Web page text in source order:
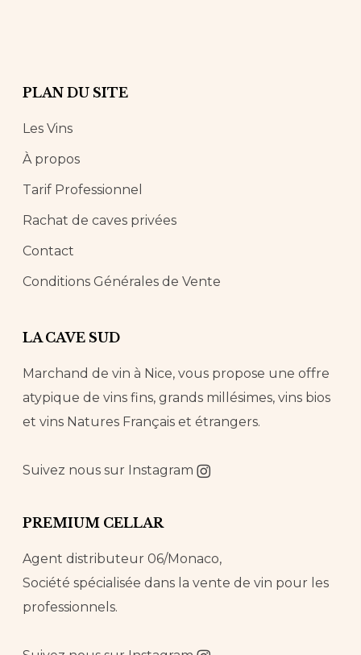
PLAN DU SITE
Les Vins
À propos
Tarif Professionnel
Rachat de caves privées
Contact
Conditions Générales de Vente
LA CAVE SUD
Marchand de vin à Nice, vous propose une offre
atypique de vins fins, grands millésimes, vins bios
et vins Natures Français et étrangers.
Suivez nous sur Instagram
PREMIUM CELLAR
Agent distributeur 06/Monaco,
Société spécialisée dans la vente de vin pour les
professionnels.